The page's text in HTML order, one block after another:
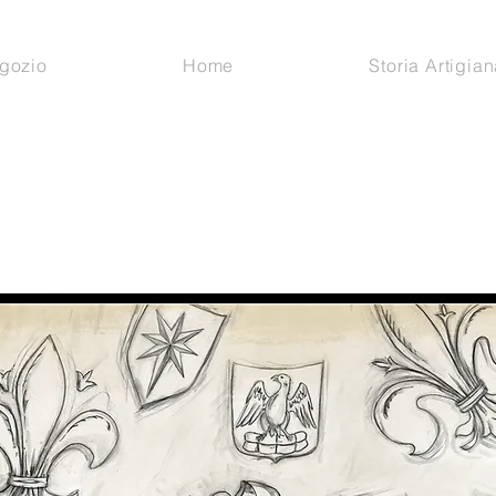
Home Storia